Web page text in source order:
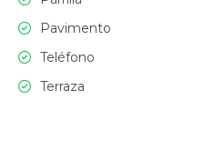
Pavimento
Teléfono
Terraza